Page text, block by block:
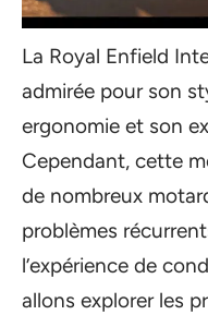
La Royal Enfield
admirée pour son
ergonomie et son
Cependant, cette
de nombreux
problèmes
l’expérience de
allons explorer les